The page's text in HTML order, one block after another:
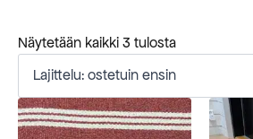
Näytetään kaikki 3 tulostaSuosituimmat